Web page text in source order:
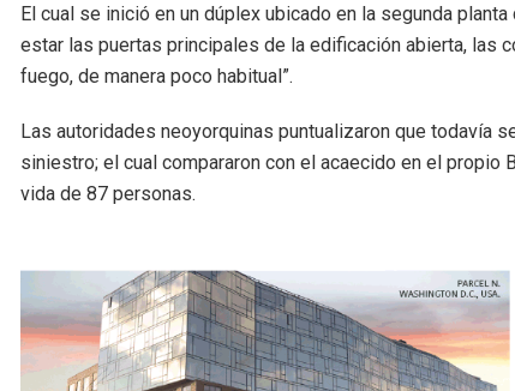
El cual se inició en un dúplex ubicado en la segunda
estar las puertas principales de la edificación abierta, las
fuego, de manera poco habitual”.
Las autoridades neoyorquinas puntualizaron que todavía
siniestro; el cual compararon con el acaecido en el propio
vida de 87 personas.